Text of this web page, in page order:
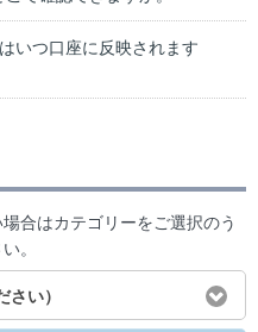
いつ口座に反映されます
合はカテゴリーをご選択のう
。
さい）